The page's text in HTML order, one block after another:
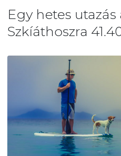
Egy hetes
Szkíáthoszra